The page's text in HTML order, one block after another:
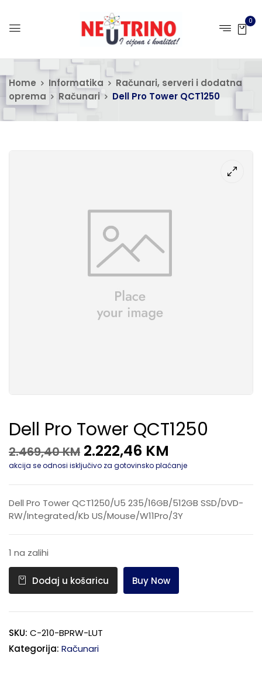
0
Home Informatika
Računari, serveri i dodatna
oprema
Računari Dell Pro Tower QCT1250
Dell Pro Tower QCT1250
2.469,40KM 2.222,46 KM
akcija se odnosi isključivo za gotovinsko plaćanje
Dell Pro Tower QCT1250/U5 235/16GB/512GB SSD/DVD-
RW/Integrated/Kb US/Mouse/W11Pro/3Y
1 na zalihi
Dodaj u košaricu Buy Now
SKU: C-210-BPRW-LUT
Kategorija: Računari